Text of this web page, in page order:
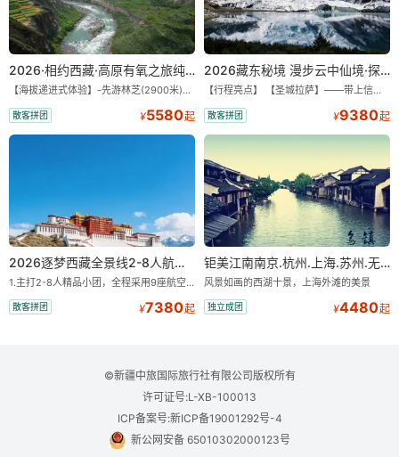
2026·相约西藏·高原有氧之旅纯玩9/11日游
【海拔递进式体验】-先游林芝(2900米)再访拉萨(3650米)，亲测 99%游客零高反 。 【贴心保障】-全程配备便携式制氧机，高反根本不是事儿 ！ 【无人机航拍】-雪山/圣湖/峡谷/古寺民俗深度串联，「随车航拍」大片呈现 。 【特色美食】-石锅鸡热腾腾的烟火气，当地特色烤羊宴，欢快的篝火歌舞 。 【沉浸式体验】-赠送藏装旅拍，夜游布达拉宫，让旅程成为有温度的记忆 。 【绝美风光】-醉美318穿越云端，林芝秘境藏地江南，羊卓雍措上帝打翻的调色盘 。
散客拼团 ¥5580起
2026藏东秘境 漫步云中仙境·探秘世外桃源·纯玩11/13日
【行程亮点】 【圣城拉萨】——带上信心与信仰去西藏，行吟拉萨，感受这座城与生俱来的与众不同！ 【布达拉宫】——集宫殿城堡寺院于一体的宏伟建筑，是西藏最完整的古代宫堡建筑群！ 【巴松措】——西藏首个自然风景类国家5A级旅游风景区 【鲁朗小镇】——藏语龙王谷，神仙居住的地方 【米堆冰川】——中国三大海洋冰川之一 【然乌湖】——静谧然乌，它的静和蓝远近闻名！ 【莲花秘境墨脱】——隐藏的莲花、云里雾里，雪山之下，被称为“中国最后一个世外桃源”。 【雅鲁藏布大峡谷】——世界最深最长的河流峡谷，地球上“最后的秘境”，“最美的伤痕”！ 【索松村】——索松村位于西藏林芝地区，是一个被誉为“藏地最美村庄”的地方！ 【南迦巴瓦峰】——南迦巴瓦峰用“长矛直刺苍穹”形容它，尤其它的日落金山，气吞山河 【特别赠送】——藏装写真、哈达礼遇、缓解高反 便携式氧气1瓶/人
散客拼团 ¥9380起
2026逐梦西藏全景线2-8人航空座椅小团
1.主打2-8人精品小团，全程采用9座航空座椅车型（360度环抱式座舱），提供VIP级别的舒适出行体验 。供氧保障： 2.全程入住舒适型含氧酒店（低海拔的索松村和林芝除外），并贴心赠送3L氧气和大衣，极大缓解游客的高原反应焦虑 。 3.不走回头路：路线经过精心策划，全程不走回头路，主打深度边境游，随走随停 。 深度纯玩：主打“深度纯玩·精华景点”，把时间全部留给心中的震撼与眼中的美景 。 最长国道：打卡中国最长国道219，畅游珠峰东坡 。
散客拼团 ¥7380起
钜美江南南京.杭州.上海.苏州.无锡+双水乡“乌镇.西塘”双飞8日游【一价全含零自费】
风景如画的西湖十景，上海外滩的美景
独立成团 ¥4480起
©新疆中旅国际旅行社有限公司版权所有
许可证号:L-XB-100013
ICP备案号:新ICP备19001292号-4
新公网安备 65010302000123号